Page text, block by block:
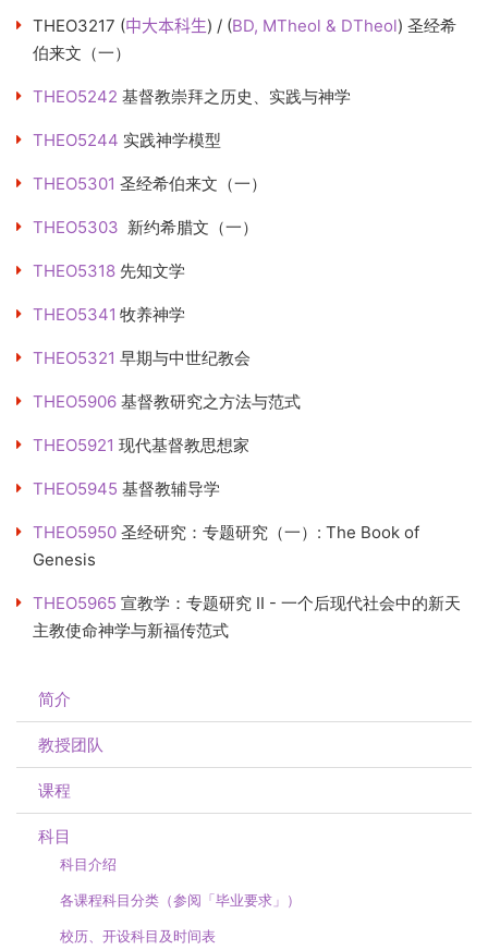
THEO3217 (中大本科生) / (BD, MTheol & DTheol) 圣经希
伯来文（一）
THEO5242 基督教崇拜之历史、实践与神学
THEO5244 实践神学模型
THEO5301 圣经希伯来文（一）
THEO5303 新约希腊文（一）
THEO5318 先知文学
THEO5341 牧养神学
THEO5321 早期与中世纪教会
THEO5906 基督教研究之方法与范式
THEO5921 现代基督教思想家
THEO5945 基督教辅导学
THEO5950 圣经研究：专题研究（一）: The Book of
Genesis
THEO5965 宣教学：专题研究 II - 一个后现代社会中的新天
主教使命神学与新福传范式
简介
教授团队
课程
科目
科目介绍
各课程科目分类（参阅「毕业要求」）
校历、开设科目及时间表